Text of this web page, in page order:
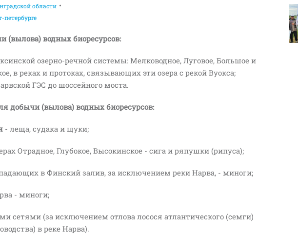
области
петербурге
(вылова) водных биоресурсов:
озерно-речной системы: Мелководное, Луговое, Большое и
в реках и протоках, связывающих эти озера с рекой Вуокса;
ГЭС до шоссейного моста.
добычи (вылова) водных биоресурсов:
- леща, судака и щуки;
Отрадное, Глубокое, Высокинское - сига и ряпушки (рипуса);
в Финский залив, за исключением реки Нарва, - миноги;
- миноги;
сетями (за исключением отлова лосося атлантического (семги)
в реке Нарва).